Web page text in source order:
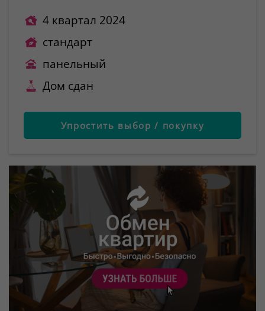
4 квартал 2024
стандарт
панельный
Дом сдан
Упростить выбор / покупку